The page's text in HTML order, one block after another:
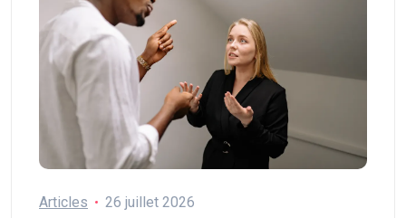
Articles 26 juillet 2026